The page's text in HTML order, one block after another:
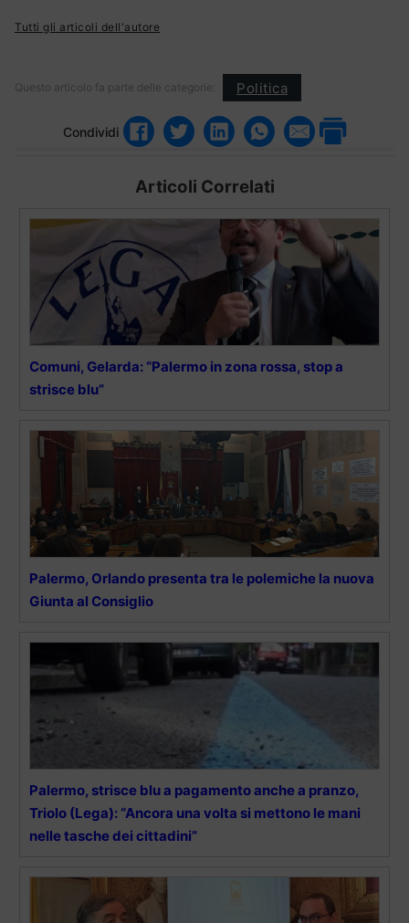
Tutti gli articoli dell'autore
Questo articolo fa parte delle categorie: Politica
Condividi
Articoli Correlati
Comuni, Gelarda: “Palermo in zona rossa, stop a
strisce blu”
Palermo, Orlando presenta tra le polemiche la nuova
Giunta al Consiglio
Palermo, strisce blu a pagamento anche a pranzo,
Triolo (Lega): “Ancora una volta si mettono le mani
nelle tasche dei cittadini”